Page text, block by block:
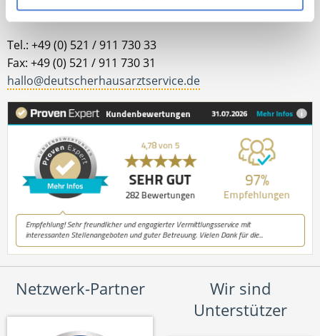
Kontakt
Tel.: +49 (0) 521 / 911 730 33
Fax: +49 (0) 521 / 911 730 31
hallo@deutscherhausarztservice.de
Netzwerk-Partner
Wir sind
Unterstützer